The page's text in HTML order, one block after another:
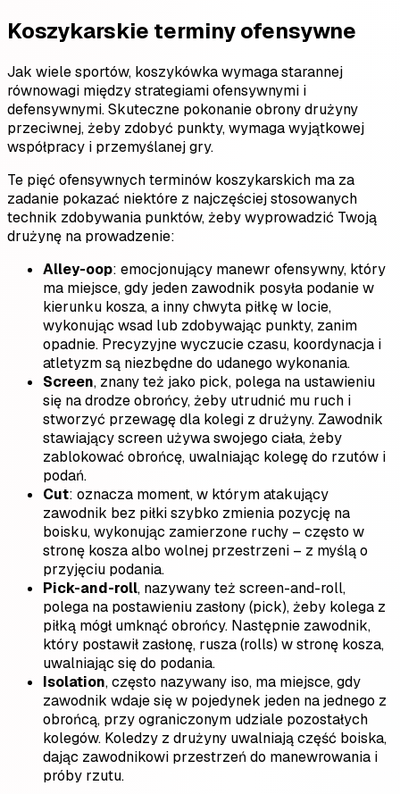
Koszykarskie terminy ofensywne
Jak wiele sportów, koszykówka wymaga starannej
równowagi między strategiami ofensywnymi i
defensywnymi. Skuteczne pokonanie obrony drużyny
przeciwnej, żeby zdobyć punkty, wymaga wyjątkowej
współpracy i przemyślanej gry.
Te pięć ofensywnych terminów koszykarskich ma za
zadanie pokazać niektóre z najczęściej stosowanych
technik zdobywania punktów, żeby wyprowadzić Twoją
drużynę na prowadzenie:
Alley-oop: emocjonujący manewr ofensywny, który
ma miejsce, gdy jeden zawodnik posyła podanie w
kierunku kosza, a inny chwyta piłkę w locie,
wykonując wsad lub zdobywając punkty, zanim
opadnie. Precyzyjne wyczucie czasu, koordynacja i
atletyzm są niezbędne do udanego wykonania.
Screen, znany też jako pick, polega na ustawieniu
się na drodze obrońcy, żeby utrudnić mu ruch i
stworzyć przewagę dla kolegi z drużyny. Zawodnik
stawiający screen używa swojego ciała, żeby
zablokować obrońcę, uwalniając kolegę do rzutów i
podań.
Cut: oznacza moment, w którym atakujący
zawodnik bez piłki szybko zmienia pozycję na
boisku, wykonując zamierzone ruchy – często w
stronę kosza albo wolnej przestrzeni – z myślą o
przyjęciu podania.
Pick-and-roll, nazywany też screen-and-roll,
polega na postawieniu zasłony (pick), żeby kolega z
piłką mógł umknąć obrońcy. Następnie zawodnik,
który postawił zasłonę, rusza (rolls) w stronę kosza,
uwalniając się do podania.
Isolation, często nazywany iso, ma miejsce, gdy
zawodnik wdaje się w pojedynek jeden na jednego z
obrońcą, przy ograniczonym udziale pozostałych
kolegów. Koledzy z drużyny uwalniają część boiska,
dając zawodnikowi przestrzeń do manewrowania i
próby rzutu.